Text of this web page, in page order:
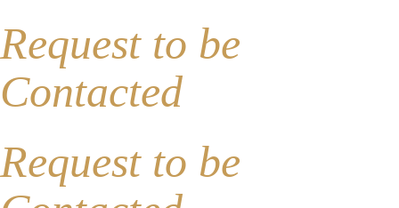
Request to be
Contacted
Request to be